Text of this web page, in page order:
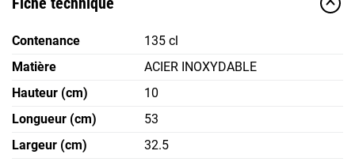
Contenance
135 cl
Matière
ACIER INOXYDABLE
Hauteur (cm)
10
Longueur (cm)
53
Largeur (cm)
32.5